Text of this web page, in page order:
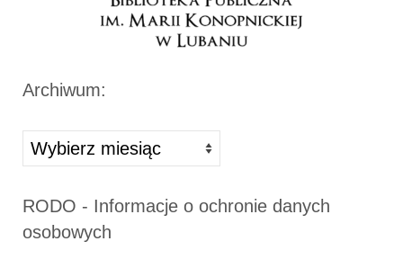
Archiwum:
Archiwa
RODO - Informacje o ochronie danych
osobowych